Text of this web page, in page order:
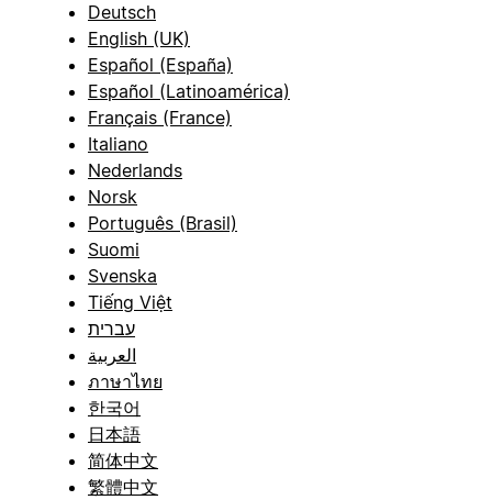
Deutsch
English (UK)
Español (España)
Español (Latinoamérica)
Français (France)
Italiano
Nederlands
Norsk
Português (Brasil)
Suomi
Svenska
Tiếng Việt
עברית
العربية
ภาษาไทย
한국어
日本語
简体中文
繁體中文